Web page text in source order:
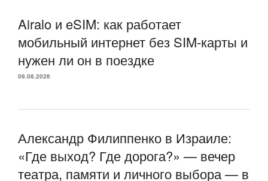
Airalo и eSIM: как работает
мобильный интернет без SIM-карты и
нужен ли он в поездке
09.08.2026
Александр Филиппенко в Израиле:
«Где выход? Где дорога?» — вечер
театра, памяти и личного выбора — в